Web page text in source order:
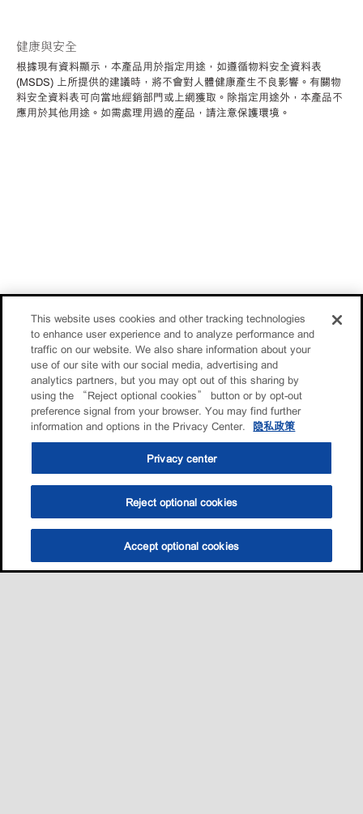
健康與安全
根據現有資料顯示，本產品用於指定用途，如遵循物料安全資料表
(MSDS) 上所提供的建議時，將不會對人體健康產生不良影響。有關物
料安全資料表可向當地經銷部門或上網獲取。除指定用途外，本產品不
應用於其他用途。如需處理用過的産品，請注意保護環境。
This website uses cookies and other tracking technologies
to enhance user experience and to analyze performance and
traffic on our website. We also share information about your
use of our site with our social media, advertising and
analytics partners, but you may opt out of this sharing by
using the “Reject optional cookies” button or by opt-out
preference signal from your browser. You may find further
information and options in the Privacy Center.
隐私政策
Privacy center
Reject optional cookies
Accept optional cookies